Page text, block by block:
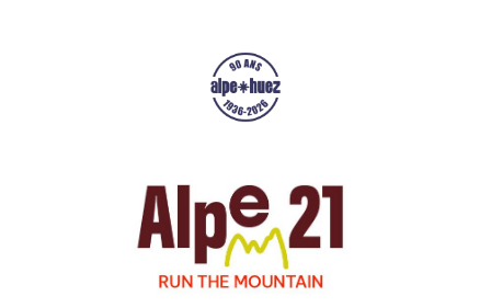
Résultats
Galerie
Infos pratiques